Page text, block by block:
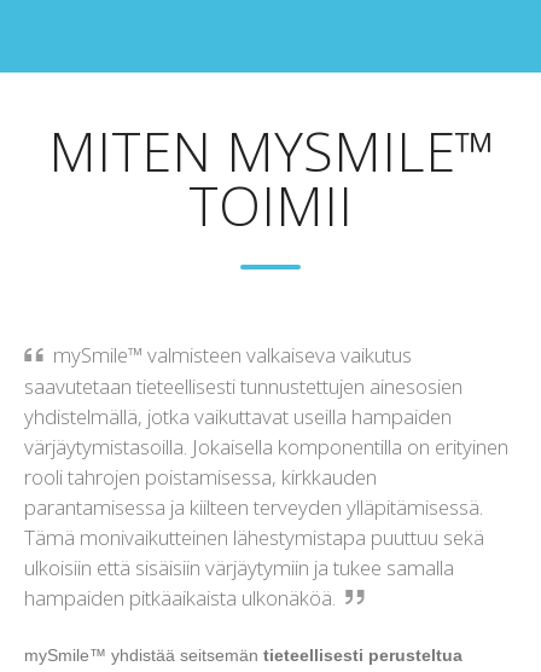
MITEN MYSMILE™
TOIMII
mySmile™ valmisteen valkaiseva vaikutus
saavutetaan tieteellisesti tunnustettujen ainesosien
yhdistelmällä, jotka vaikuttavat useilla hampaiden
värjäytymistasoilla. Jokaisella komponentilla on erityinen
rooli tahrojen poistamisessa, kirkkauden
parantamisessa ja kiilteen terveyden ylläpitämisessä.
Tämä monivaikutteinen lähestymistapa puuttuu sekä
ulkoisiin että sisäisiin värjäytymiin ja tukee samalla
hampaiden pitkäaikaista ulkonäköä.
mySmile™ yhdistää seitsemän tieteellisesti perusteltua